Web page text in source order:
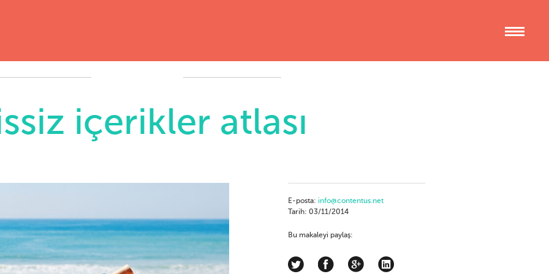
içerikler atlası
E-posta: info@contentus.net
Tarih: 03/11/2014
Bu makaleyi paylaş: